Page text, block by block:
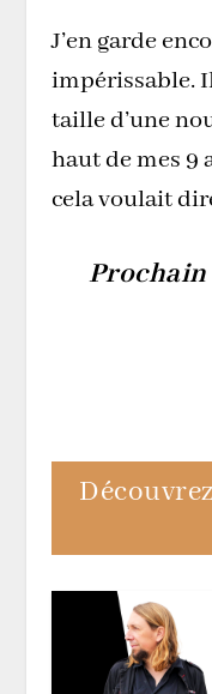
J’en garde
impérissable.
taille d’une
haut de mes 9
cela voulait
Prochain